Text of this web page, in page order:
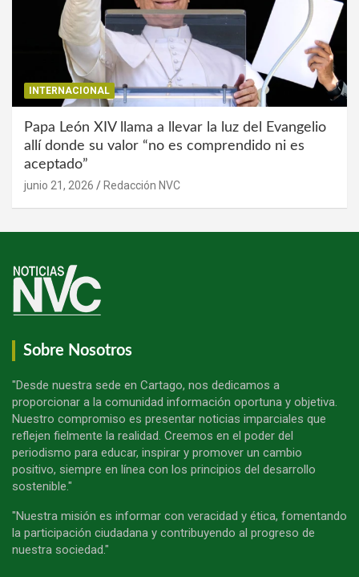
INTERNACIONAL
Papa León XIV llama a llevar la luz del Evangelio
allí donde su valor “no es comprendido ni es
aceptado”
junio 21, 2026 Redacción NVC
Sobre Nosotros
"Desde nuestra sede en Cartago, nos dedicamos a
proporcionar a la comunidad información oportuna y objetiva.
Nuestro compromiso es presentar noticias imparciales que
reflejen fielmente la realidad. Creemos en el poder del
periodismo para educar, inspirar y promover un cambio
positivo, siempre en línea con los principios del desarrollo
sostenible."
"Nuestra misión es informar con veracidad y ética, fomentando
la participación ciudadana y contribuyendo al progreso de
nuestra sociedad."